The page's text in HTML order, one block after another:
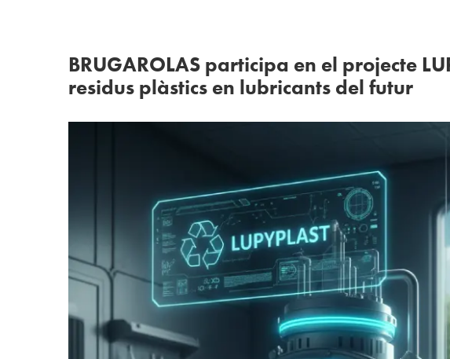
BRUGAROLAS participa en el projecte
residus plàstics en lubricants del futur